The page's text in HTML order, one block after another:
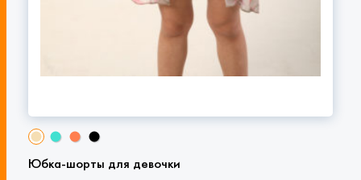
Юбка-шорты для девочки